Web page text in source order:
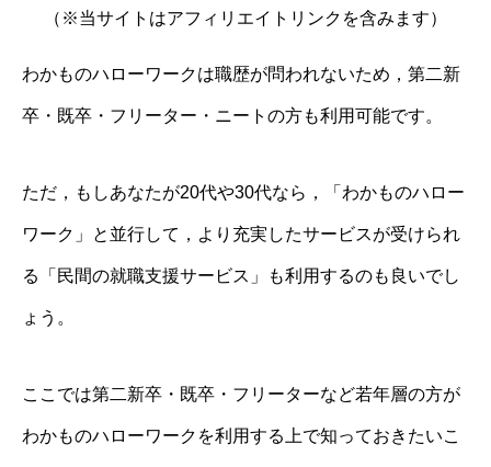
（※当サイトはアフィリエイトリンクを含みます）
わかものハローワークは職歴が問われないため，第二新
卒・既卒・フリーター・ニートの方も利用可能です。
ただ，もしあなたが20代や30代なら，「わかものハロー
ワーク」と並行して，より充実したサービスが受けられ
る「民間の就職支援サービス」も利用するのも良いでし
ょう。
ここでは第二新卒・既卒・フリーターなど若年層の方が
わかものハローワークを利用する上で知っておきたいこ